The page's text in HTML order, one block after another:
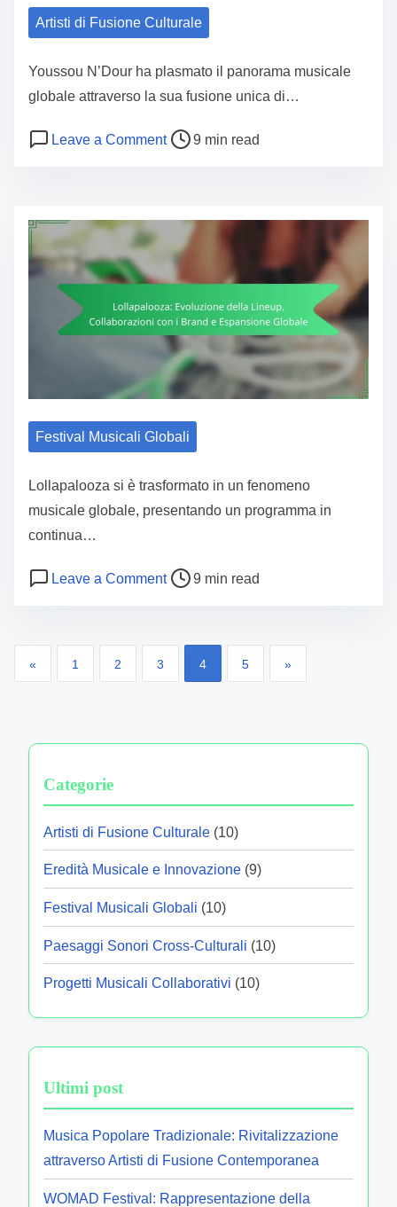
Artisti di Fusione Culturale
Youssou N’Dour ha plasmato il panorama musicale
globale attraverso la sua fusione unica di…
Leave a Commenton Youssou N’Dour: Fusione di
Post read time 9 min read
Festival Musicali Globali
Lollapalooza si è trasformato in un fenomeno
musicale globale, presentando un programma in
continua…
Leave a Commenton Lollapalooza: Evoluzione della
Post read time 9 min read
Posts pagination
« 1 2 3 4 5 »
Categorie
Artisti di Fusione Culturale (10)
Eredità Musicale e Innovazione (9)
Festival Musicali Globali (10)
Paesaggi Sonori Cross-Culturali (10)
Progetti Musicali Collaborativi (10)
Ultimi post
Musica Popolare Tradizionale: Rivitalizzazione
attraverso Artisti di Fusione Contemporanea
WOMAD Festival: Rappresentazione della